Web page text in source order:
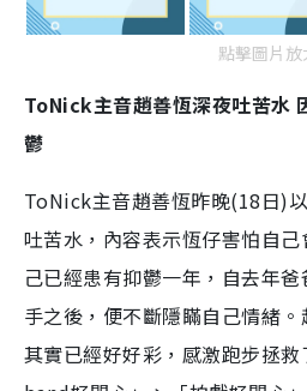
點擊圖片放
ToNick主音趙善恆深夜吐苦水
鬱
ToNick主音趙善恆昨晚(18日)
吐苦水，內容表示恆仔害怕自
己已經患有抑鬱一年，自去年
手之後，便不斷隱瞞自己情緒。
其實已經好好彩，感激跑步拯